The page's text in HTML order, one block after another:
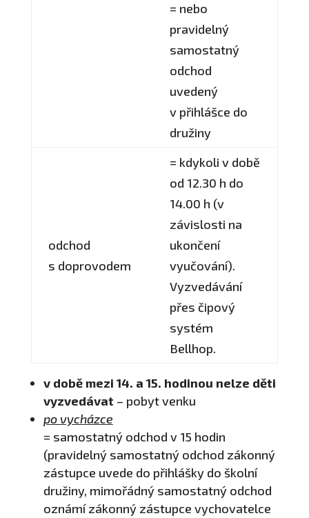
= nebo
pravidelný
samostatný
odchod
uvedený
v přihlášce do
družiny
odchod
s doprovodem
= kdykoli v době
od 12.30 h do
14.00 h (v
závislosti na
ukončení
vyučování).
Vyzvedávání
přes čipový
systém
Bellhop.
v době mezi 14. a 15. hodinou nelze děti
vyzvedávat – pobyt venku
po vycházce
= samostatný odchod v 15 hodin
(pravidelný samostatný odchod zákonný
zástupce uvede do přihlášky do školní
družiny, mimořádný samostatný odchod
oznámí zákonný zástupce vychovatelce